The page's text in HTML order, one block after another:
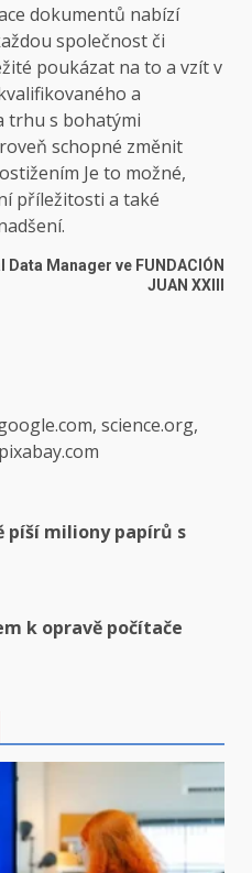
dokumentů nabízí
společnost či
poukázat na to a vzít v
a
trhu s bohatými
schopné změnit
Je to možné,
příležitosti a také
Manager ve FUNDACIÓN
JUAN XXIII
science.org,
píší miliony papírů s
k opravě počítače